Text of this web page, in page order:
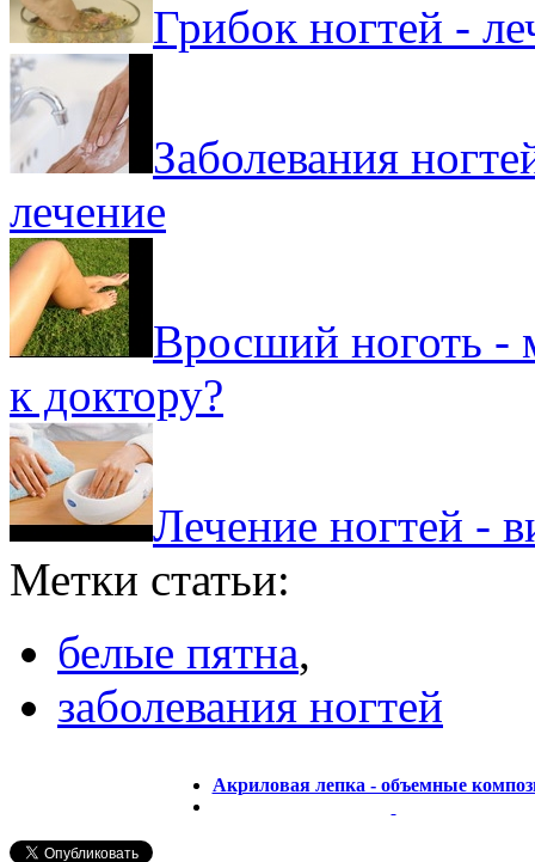
Грибок ногтей -
Заболевания
лечение
Вросший ноготь -
к доктору?
Лечение ногтей -
Метки статьи:
белые пятна,
заболевания ногтей
Акриловая лепка - объемные